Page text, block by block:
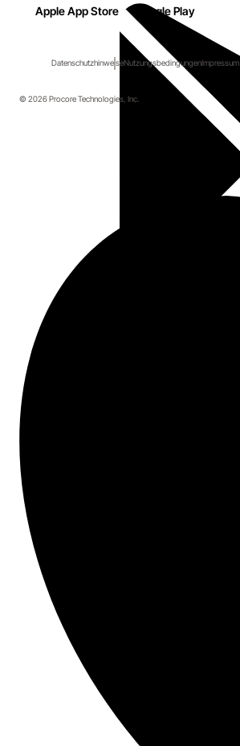
Apple App Store Google Play
DatenschutzhinweiseNutzungsbedingungenImpressum
© 2026 Procore Technologies, Inc.